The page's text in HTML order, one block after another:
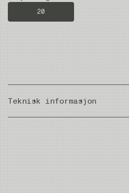
20
Teknisk informasjon
Country of Origin